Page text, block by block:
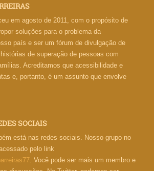
em agosto de 2011, com o propósito de
soluções para o problema da
país e ser um fórum de divulgação de
de superação de pessoas com
Acreditamos que acessibilidade e
e, portanto, é um assunto que envolve
SOCIAIS
está nas redes sociais. Nosso grupo no
pelo link
. Você pode ser mais um membro e